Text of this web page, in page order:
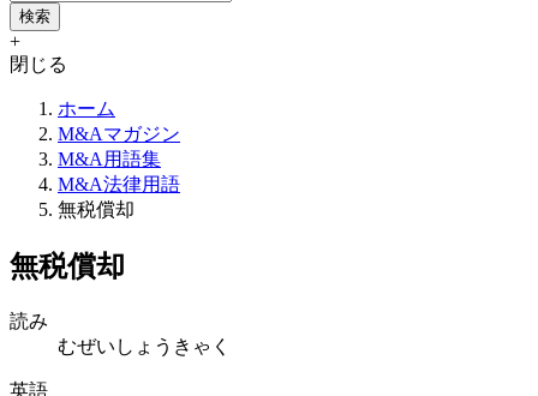
+
閉じる
ホーム
M&Aマガジン
M&A用語集
M&A法律用語
無税償却
無税償却
読み
むぜいしょうきゃく
英語